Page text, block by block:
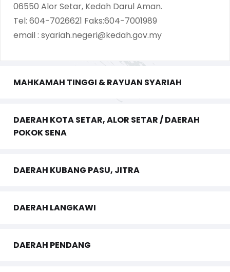
06550 Alor Setar, Kedah Darul Aman.
Tel: 604-7026621 Faks:604-7001989
email : syariah.negeri@kedah.gov.my
MAHKAMAH TINGGI & RAYUAN SYARIAH
DAERAH KOTA SETAR, ALOR SETAR / DAERAH
POKOK SENA
DAERAH KUBANG PASU, JITRA
DAERAH LANGKAWI
DAERAH PENDANG